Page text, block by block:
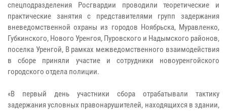
спецподразделения Росгвардии проводили теоретические и
практические занятия с представителями групп задержания
вневедомственной охраны из городов Ноябрьска, Муравленко,
Губкинского, Нового Уренгоя, Пуровского и Надымского районов,
поселка Уренгой, В рамках межведомственного взаимодействия
в сборе приняли участие и сотрудники новоуренгойского
городского отдела полиции.
«В первый день участники сбора отрабатывали тактику
задержания условных правонарушителей, находящихся в здании,